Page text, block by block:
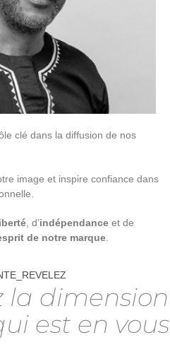
clé dans la diffusion de nos
image et inspire confiance dans
, d’indépendance et de
de notre marque
la dimension
est en vous